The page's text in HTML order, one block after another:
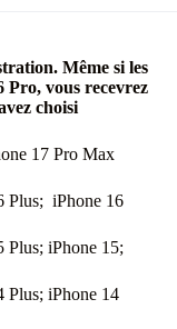
Même si les
Pro, vous recevrez
choisi
17 Pro Max
Plus; iPhone 16
Plus; iPhone 15;
Plus; iPhone 14